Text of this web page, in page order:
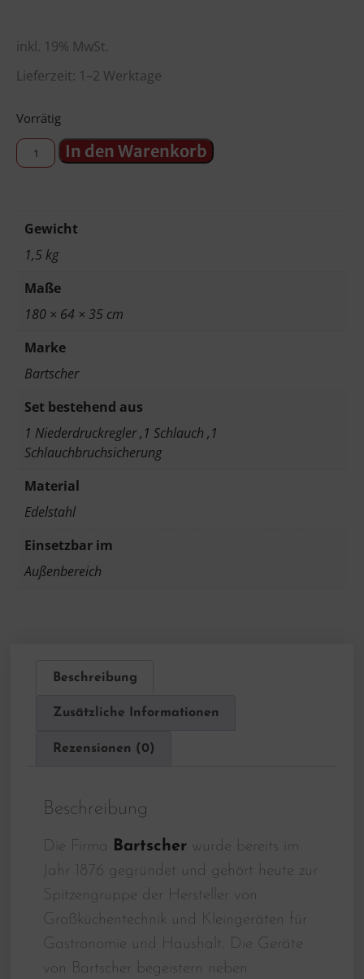
inkl. 19% MwSt.
Lieferzeit: 1–2 Werktage
Vorrätig
In den Warenkorb
Gewicht
1,5 kg
Maße
180 × 64 × 35 cm
Marke
Bartscher
Set bestehend aus
1 Niederdruckregler ,1 Schlauch ,1
Schlauchbruchsicherung
Material
Edelstahl
Einsetzbar im
Außenbereich
Beschreibung
Zusätzliche Informationen
Rezensionen (0)
Beschreibung
Die Firma Bartscher wurde bereits im
Jahr 1876 gegründet und gehört heute zur
Spitzengruppe der Hersteller von
Großküchentechnik und Kleingeräten für
Gastronomie und Haushalt. Die Geräte
von Bartscher begeistern neben